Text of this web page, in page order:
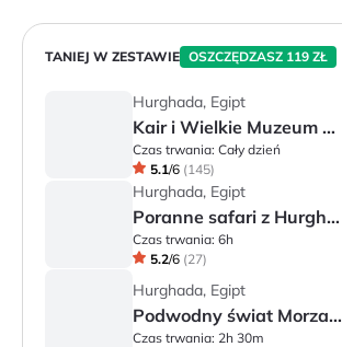
TANIEJ W ZESTAWIE OSZCZĘDZASZ 119 ZŁ
Hurghada, Egipt
Kair i Wielkie Muzeum Egipskie
Czas trwania: Cały dzień
5.1/6 (145)
Hurghada, Egipt
Poranne safari z Hurghady
Czas trwania: 6h
5.2/6 (27)
Hurghada, Egipt
Podwodny świat Morza Czerwonego
Czas trwania: 2h 30m